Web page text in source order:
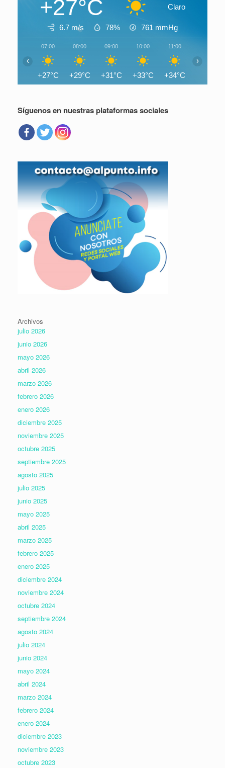
+27°C Claro
6.7 m/s 78% 761 mmHg
07:00
+27°C
08:00
+29°C
09:00
+31°C
10:00
+33°C
11:00
+34°C
‹ ›
Síguenos en nuestras plataformas sociales
Archivos
julio 2026
junio 2026
mayo 2026
abril 2026
marzo 2026
febrero 2026
enero 2026
diciembre 2025
noviembre 2025
octubre 2025
septiembre 2025
agosto 2025
julio 2025
junio 2025
mayo 2025
abril 2025
marzo 2025
febrero 2025
enero 2025
diciembre 2024
noviembre 2024
octubre 2024
septiembre 2024
agosto 2024
julio 2024
junio 2024
mayo 2024
abril 2024
marzo 2024
febrero 2024
enero 2024
diciembre 2023
noviembre 2023
octubre 2023